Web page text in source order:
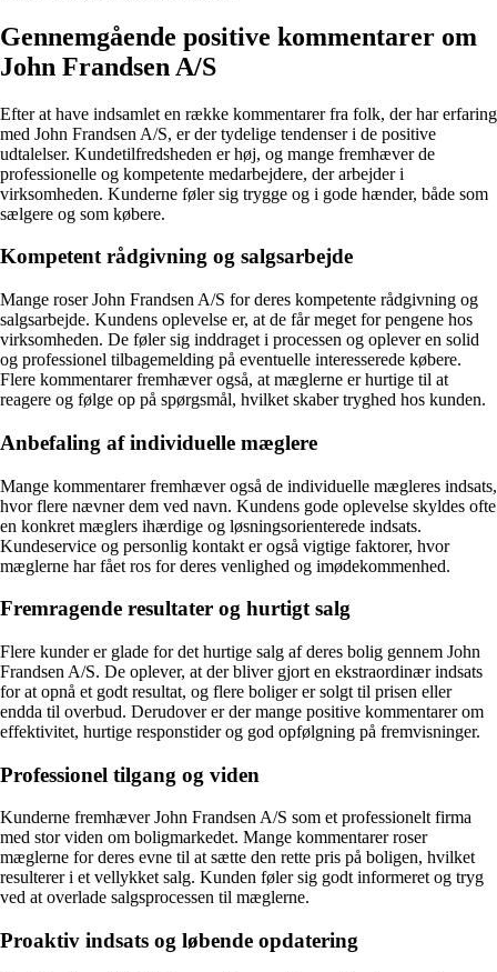
Gennemgående positive kommentarer om
John Frandsen A/S
Efter at have indsamlet en række kommentarer fra folk, der har erfaring
med John Frandsen A/S, er der tydelige tendenser i de positive
udtalelser. Kundetilfredsheden er høj, og mange fremhæver de
professionelle og kompetente medarbejdere, der arbejder i
virksomheden. Kunderne føler sig trygge og i gode hænder, både som
sælgere og som købere.
Kompetent rådgivning og salgsarbejde
Mange roser John Frandsen A/S for deres kompetente rådgivning og
salgsarbejde. Kundens oplevelse er, at de får meget for pengene hos
virksomheden. De føler sig inddraget i processen og oplever en solid
og professionel tilbagemelding på eventuelle interesserede købere.
Flere kommentarer fremhæver også, at mæglerne er hurtige til at
reagere og følge op på spørgsmål, hvilket skaber tryghed hos kunden.
Anbefaling af individuelle mæglere
Mange kommentarer fremhæver også de individuelle mægleres indsats,
hvor flere nævner dem ved navn. Kundens gode oplevelse skyldes ofte
en konkret mæglers ihærdige og løsningsorienterede indsats.
Kundeservice og personlig kontakt er også vigtige faktorer, hvor
mæglerne har fået ros for deres venlighed og imødekommenhed.
Fremragende resultater og hurtigt salg
Flere kunder er glade for det hurtige salg af deres bolig gennem John
Frandsen A/S. De oplever, at der bliver gjort en ekstraordinær indsats
for at opnå et godt resultat, og flere boliger er solgt til prisen eller
endda til overbud. Derudover er der mange positive kommentarer om
effektivitet, hurtige responstider og god opfølgning på fremvisninger.
Professionel tilgang og viden
Kunderne fremhæver John Frandsen A/S som et professionelt firma
med stor viden om boligmarkedet. Mange kommentarer roser
mæglerne for deres evne til at sætte den rette pris på boligen, hvilket
resulterer i et vellykket salg. Kunden føler sig godt informeret og tryg
ved at overlade salgsprocessen til mæglerne.
Proaktiv indsats og løbende opdatering